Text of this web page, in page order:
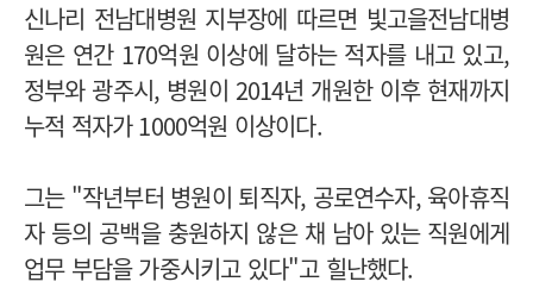
신나리 전남대병원 지부장에 따르면 빛고을전남대병
원은 연간 170억원 이상에 달하는 적자를 내고 있고,
정부와 광주시, 병원이 2014년 개원한 이후 현재까지
누적 적자가 1000억원 이상이다.
그는 "작년부터 병원이 퇴직자, 공로연수자, 육아휴직
자 등의 공백을 충원하지 않은 채 남아 있는 직원에게
업무 부담을 가중시키고 있다"고 힐난했다.